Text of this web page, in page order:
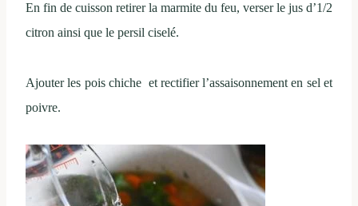
En fin de cuisson retirer la marmite du feu, verser le jus d’1/2
citron ainsi que le persil ciselé.
Ajouter les pois chiche et rectifier l’assaisonnement en sel et
poivre.